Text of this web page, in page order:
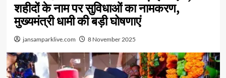
शहीदों के नाम पर सुविधाओं का नामकरण,
मुख्यमंत्री धामी की बड़ी घोषणाएं
jansamparklive.com 8 November 2025